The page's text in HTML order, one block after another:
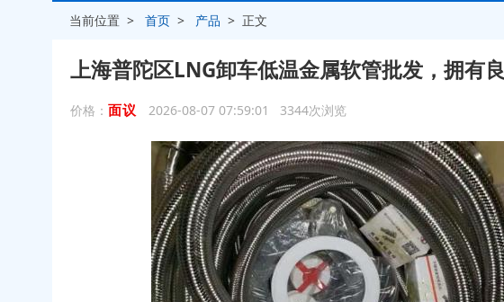
当前位置 >首页 > 产品 > 正文
上海普陀区LNG卸车低温金属软管批发，拥有
价格： 面议 2026-08-07 07:59:01 3344次浏览